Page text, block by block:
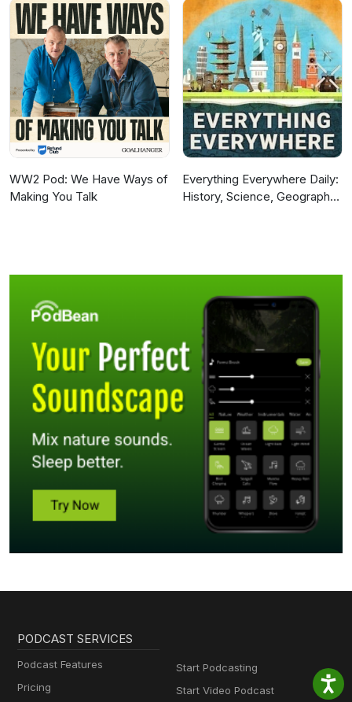
WW2 Pod: We Have Ways of
Making You Talk
Everything Everywhere Daily:
History, Science, Geography
PODCAST SERVICES
Podcast Features
Pricing
Start Podcasting
Start Video Podcast